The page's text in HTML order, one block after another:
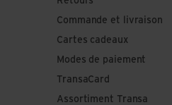
Commande et livraison
Cartes cadeaux
Modes de paiement
TransaCard
Assortiment Transa